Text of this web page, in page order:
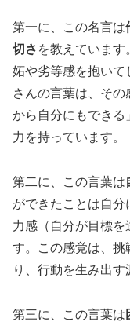
第一に、この名言は
切さ を教えていま
妬や劣等感を抱いて
さんの言葉は、そ
から自分にもできる
力を持っています。
第二に、この言葉は
ができたことは自
力感（自分が目標を
す。この感覚は、挑
り、行動を生み出す
第三に、この言葉は